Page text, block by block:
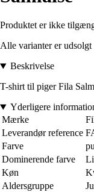
Produktet er ikke
Alle varianter er udsolgt
Beskrivelse
T-shirt til piger Fila
Yderligere
Mærke
Leverandør reference
Farve
Dominerende farve
Køn
Aldersgruppe